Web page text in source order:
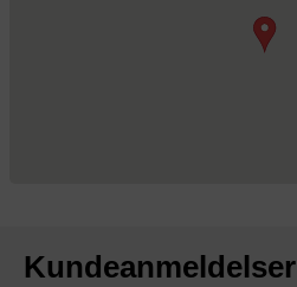
Kundeanmeldelser